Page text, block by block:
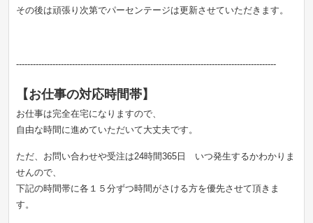
その後は頑張り次第でパーセンテージは更新させていただきます。
---------------------------------------------------------------------------------------------
【お仕事の対応時間帯】
お仕事は完全在宅になりますので、
自由な時間に進めていただいて大丈夫です。
ただ、お問い合わせや受注は24時間365日 いつ発生するかわかりま
せんので、
下記の時間帯に各１５分ずつ時間がさける方を優先させて頂きま
す。